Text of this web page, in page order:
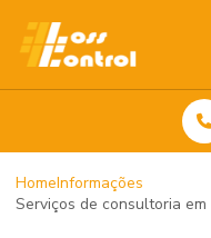
HomeInformações
Serviços de consultoria